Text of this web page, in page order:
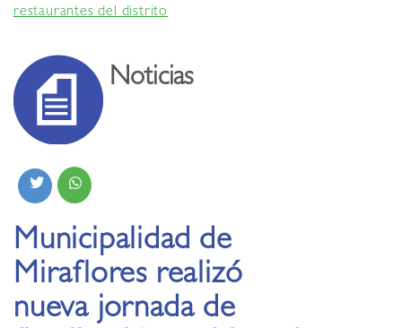
restaurantes del distrito
Noticias
Municipalidad de
Miraflores realizó
nueva jornada de